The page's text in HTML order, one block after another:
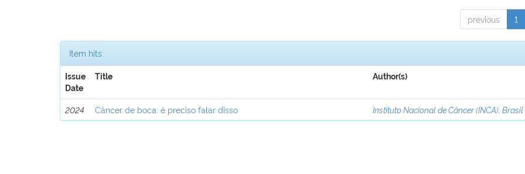
previous 1
Item hits:
Issue
Date
Title Author(s)
2024 Câncer de boca: é preciso falar disso Instituto Nacional de Câncer (INCA), Brasil